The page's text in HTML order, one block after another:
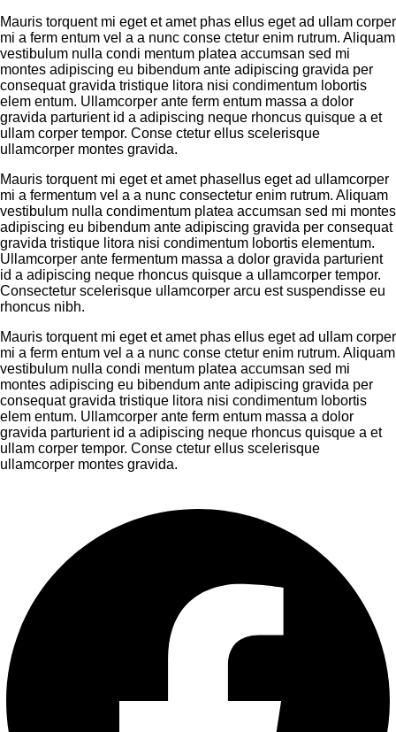
Mauris torquent mi eget et amet phas ellus eget ad ullam corper
mi a ferm entum vel a a nunc conse ctetur enim rutrum. Aliquam
vestibulum nulla condi mentum platea accumsan sed mi
montes adipiscing eu bibendum ante adipiscing gravida per
consequat gravida tristique litora nisi condimentum lobortis
elem entum. Ullamcorper ante ferm entum massa a dolor
gravida parturient id a adipiscing neque rhoncus quisque a et
ullam corper tempor. Conse ctetur ellus scelerisque
ullamcorper montes gravida.
Mauris torquent mi eget et amet phasellus eget ad ullamcorper
mi a fermentum vel a a nunc consectetur enim rutrum. Aliquam
vestibulum nulla condimentum platea accumsan sed mi montes
adipiscing eu bibendum ante adipiscing gravida per consequat
gravida tristique litora nisi condimentum lobortis elementum.
Ullamcorper ante fermentum massa a dolor gravida parturient
id a adipiscing neque rhoncus quisque a ullamcorper tempor.
Consectetur scelerisque ullamcorper arcu est suspendisse eu
rhoncus nibh.
Mauris torquent mi eget et amet phas ellus eget ad ullam corper
mi a ferm entum vel a a nunc conse ctetur enim rutrum. Aliquam
vestibulum nulla condi mentum platea accumsan sed mi
montes adipiscing eu bibendum ante adipiscing gravida per
consequat gravida tristique litora nisi condimentum lobortis
elem entum. Ullamcorper ante ferm entum massa a dolor
gravida parturient id a adipiscing neque rhoncus quisque a et
ullam corper tempor. Conse ctetur ellus scelerisque
ullamcorper montes gravida.